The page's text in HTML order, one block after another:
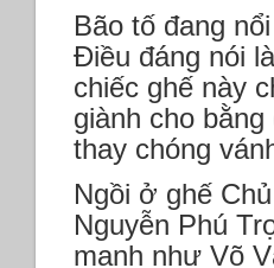
Bão tố đang
Điều đáng nói
chiếc ghế này
giành cho
thay chóng
Ngồi ở ghế
Nguyễn Phú
manh như Võ